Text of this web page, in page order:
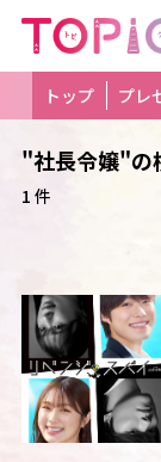
トップ プレ
"社長令嬢"の
1 件